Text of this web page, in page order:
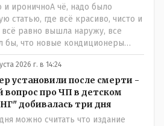
и ироничноА чё, надо было
статью, где всё красиво, чисто и
равно вышла наружу, все
бы, что новые кондиционеры
ребенка. Или тебе такой
Ты вообще на чьей стороне в этой
и иронично то, что кондиционеры
и уже после этого
типа у нас всё
просто больной был.
2026 г. в 14:24
установили после смерти -
вопрос про ЧП в детском
добивалась три дня
можно считать что издание